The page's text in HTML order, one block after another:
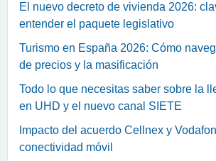
El nuevo decreto de vivienda 2026:
entender el paquete legislativo
Turismo en España 2026: Cómo
de precios y la masificación
Todo lo que necesitas saber sobre la
en UHD y el nuevo canal SIETE
Impacto del acuerdo Cellnex y
conectividad móvil